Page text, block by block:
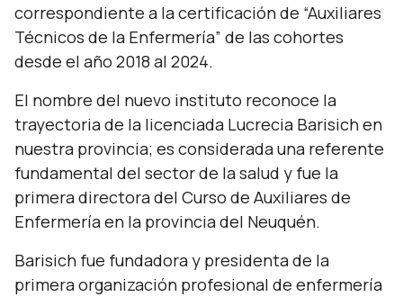
correspondiente a la certificación de “Auxiliares
Técnicos de la Enfermería” de las cohortes
desde el año 2018 al 2024.
El nombre del nuevo instituto reconoce la
trayectoria de la licenciada Lucrecia Barisich en
nuestra provincia; es considerada una referente
fundamental del sector de la salud y fue la
primera directora del Curso de Auxiliares de
Enfermería en la provincia del Neuquén.
Barisich fue fundadora y presidenta de la
primera organización profesional de enfermería